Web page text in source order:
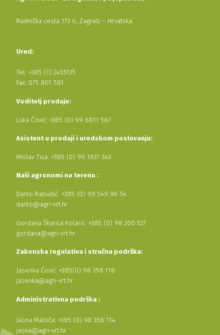
Radnička cesta 173 n, Zagreb – Hrvatska
Ured:
Tel: +385 (1) 2455135
Fax: 075 801 581
Voditelj prodaje:
Luka Čović: +385 (0) 99 6811 567
Asistent u prodaji i uredskom poslovanju:
Mislav Tica: +385 (0) 99 1637 343
Naši agronomi na terenu :
Darko Rabudić: +385 (0) 99 549 96 54
darko@agri-vrt.hr
Gordana Škarica Kolarić: +385 (0) 98 200 527
gordana@agri-vrt.hr
Zakonska regulativa i stručna podrška:
Jasenka Čović: +385(0) 98 358 116
jasenka@agri-vrt.hr
Administrativna podrška :
Jasna Maloča: +385 (0) 98 358 114
jasna@agri-vrt.hr